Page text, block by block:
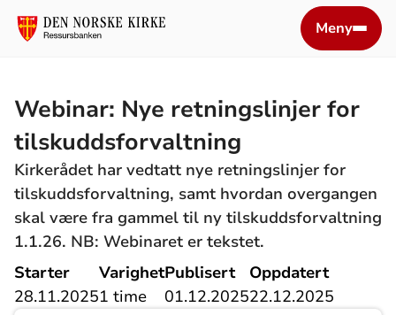
Meny
Webinar: Nye retningslinjer for
tilskuddsforvaltning
Kirkerådet har vedtatt nye retningslinjer for
tilskuddsforvaltning, samt hvordan overgangen
skal være fra gammel til ny tilskuddsforvaltning
1.1.26. NB: Webinaret er tekstet.
Starter
28.11.2025
Varighet
1 time
Publisert
01.12.2025
Oppdatert
22.12.2025